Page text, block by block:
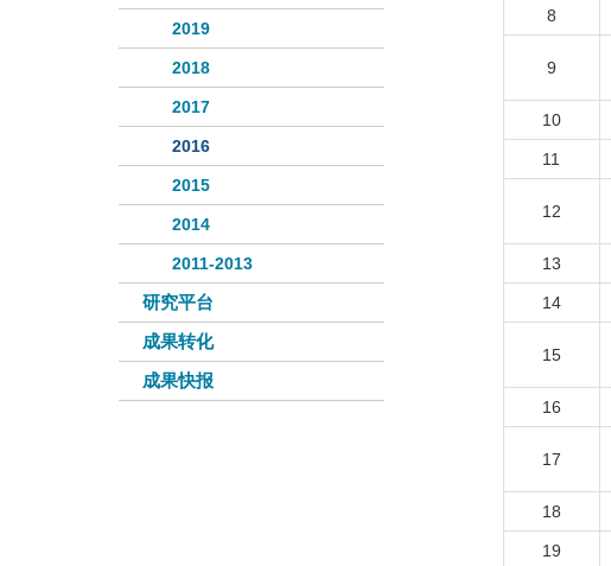
2019
2018
2017
2016
2015
2014
2011-2013
研究平台
成果转化
成果快报
8
9
10
11
12
13
14
15
16
17
18
19